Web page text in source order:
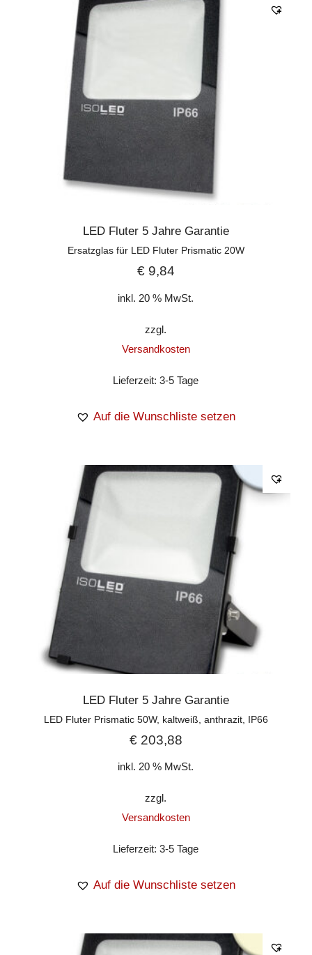
LED Fluter 5 Jahre Garantie
Ersatzglas für LED Fluter Prismatic 20W
€9,84
inkl. 20 % MwSt.
zzgl.
Versandkosten
Lieferzeit:3-5 Tage
Auf die Wunschliste setzen
LED Fluter 5 Jahre Garantie
LED Fluter Prismatic 50W, kaltweiß, anthrazit, IP66
€203,88
inkl. 20 % MwSt.
zzgl.
Versandkosten
Lieferzeit:3-5 Tage
Auf die Wunschliste setzen